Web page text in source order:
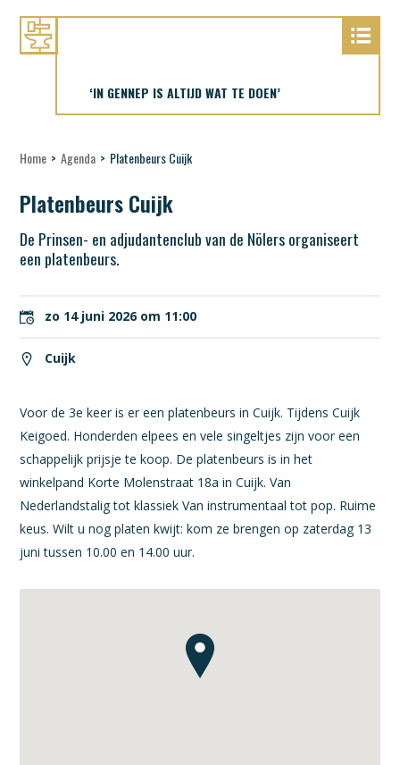
‘IN GENNEP IS ALTIJD WAT TE DOEN’
Home > Agenda > Platenbeurs Cuijk
Platenbeurs Cuijk
De Prinsen- en adjudantenclub van de Nölers organiseert
een platenbeurs.
zo 14 juni 2026 om 11:00
Cuijk
Voor de 3e keer is er een platenbeurs in Cuijk. Tijdens Cuijk
Keigoed. Honderden elpees en vele singeltjes zijn voor een
schappelijk prijsje te koop. De platenbeurs is in het
winkelpand Korte Molenstraat 18a in Cuijk. Van
Nederlandstalig tot klassiek Van instrumentaal tot pop. Ruime
keus. Wilt u nog platen kwijt: kom ze brengen op zaterdag 13
juni tussen 10.00 en 14.00 uur.